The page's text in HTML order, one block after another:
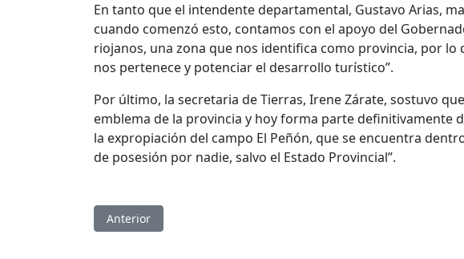
En tanto que el intendente departamental, Gustavo Arias,
cuando comenzó esto, contamos con el apoyo del
riojanos, una zona que nos identifica como provincia, por
nos pertenece y potenciar el desarrollo turístico”.
Por último, la secretaria de Tierras, Irene Zárate, sostuvo
emblema de la provincia y hoy forma parte definitivamente
la expropiación del campo El Peñón, que se encuentra
de posesión por nadie, salvo el Estado Provincial”.
Artículo anterior: Catastro llevó adelante la 1° Jornada de
Anterior